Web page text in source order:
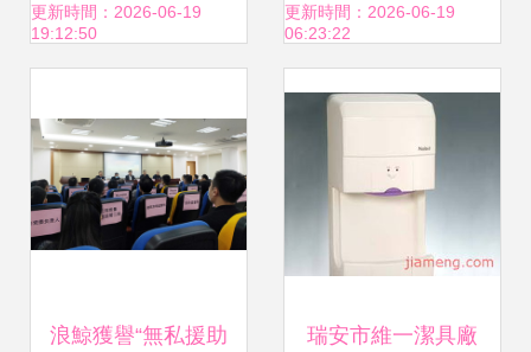
(wèi)浴產(chǎn)品
償
更新時間：2026-06-19
19:12:50
恒潔在中外衛(wèi)
會分享創(chuàng)
更新時間：2026-06-19
06:23:22
浪鯨獲譽“無私援助 瑞安市維一潔具廠